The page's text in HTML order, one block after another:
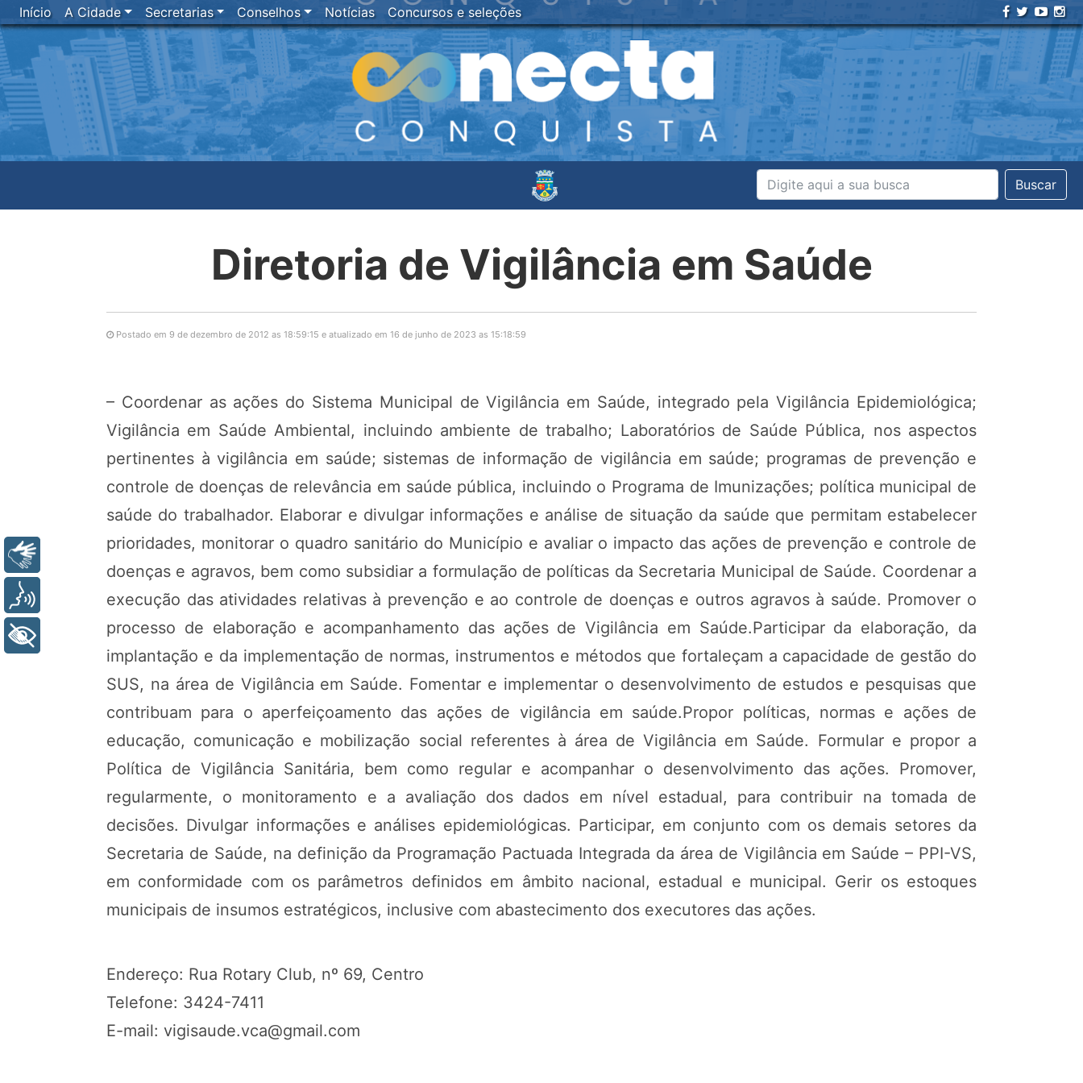
Início A Cidade Secretarias Conselhos Notícias Concursos e seleções
Buscar
Diretoria de Vigilância em Saúde
Postado em 9 de dezembro de 2012 as 18:59:15 e atualizado em 16 de junho de 2023 as 15:18:59
– Coordenar as ações do Sistema Municipal de Vigilância em Saúde, integrado pela Vigilância Epidemiológica;
Vigilância em Saúde Ambiental, incluindo ambiente de trabalho; Laboratórios de Saúde Pública, nos aspectos
pertinentes à vigilância em saúde; sistemas de informação de vigilância em saúde; programas de prevenção e
controle de doenças de relevância em saúde pública, incluindo o Programa de Imunizações; política municipal de
saúde do trabalhador. Elaborar e divulgar informações e análise de situação da saúde que permitam estabelecer
prioridades, monitorar o quadro sanitário do Município e avaliar o impacto das ações de prevenção e controle de
doenças e agravos, bem como subsidiar a formulação de políticas da Secretaria Municipal de Saúde. Coordenar a
execução das atividades relativas à prevenção e ao controle de doenças e outros agravos à saúde. Promover o
processo de elaboração e acompanhamento das ações de Vigilância em Saúde.Participar da elaboração, da
implantação e da implementação de normas, instrumentos e métodos que fortaleçam a capacidade de gestão do
SUS, na área de Vigilância em Saúde. Fomentar e implementar o desenvolvimento de estudos e pesquisas que
contribuam para o aperfeiçoamento das ações de vigilância em saúde.Propor políticas, normas e ações de
educação, comunicação e mobilização social referentes à área de Vigilância em Saúde. Formular e propor a
Política de Vigilância Sanitária, bem como regular e acompanhar o desenvolvimento das ações. Promover,
regularmente, o monitoramento e a avaliação dos dados em nível estadual, para contribuir na tomada de
decisões. Divulgar informações e análises epidemiológicas. Participar, em conjunto com os demais setores da
Secretaria de Saúde, na definição da Programação Pactuada Integrada da área de Vigilância em Saúde – PPI-VS,
em conformidade com os parâmetros definidos em âmbito nacional, estadual e municipal. Gerir os estoques
municipais de insumos estratégicos, inclusive com abastecimento dos executores das ações.
Endereço: Rua Rotary Club, nº 69, Centro
Telefone: 3424-7411
E-mail: vigisaude.vca@gmail.com
+ Acessibilidade